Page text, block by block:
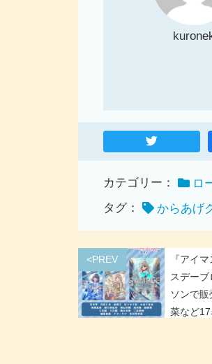
カテゴリー：
ロ
タグ：
からあげ
<PREV
『アイ
スデー
ソンで
菜など